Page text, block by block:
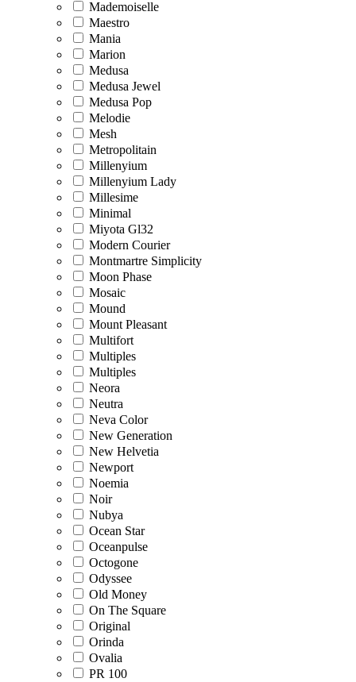
Mademoiselle
Maestro
Mania
Marion
Medusa
Medusa Jewel
Medusa Pop
Melodie
Mesh
Metropolitain
Millenyium
Millenyium Lady
Millesime
Minimal
Miyota Gl32
Modern Courier
Montmartre Simplicity
Moon Phase
Mosaic
Mound
Mount Pleasant
Multifort
Multiples
Multiples
Neora
Neutra
Neva Color
New Generation
New Helvetia
Newport
Noemia
Noir
Nubya
Ocean Star
Oceanpulse
Octogone
Odyssee
Old Money
On The Square
Original
Orinda
Ovalia
PR 100